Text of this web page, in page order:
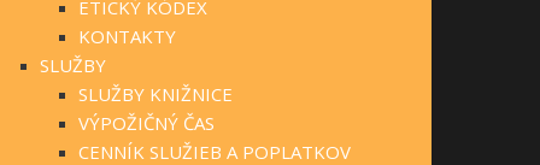
ETICKÝ KÓDEX
KONTAKTY
SLUŽBY
SLUŽBY KNIŽNICE
VÝPOŽIČNÝ ČAS
CENNÍK SLUŽIEB A POPLATKOV